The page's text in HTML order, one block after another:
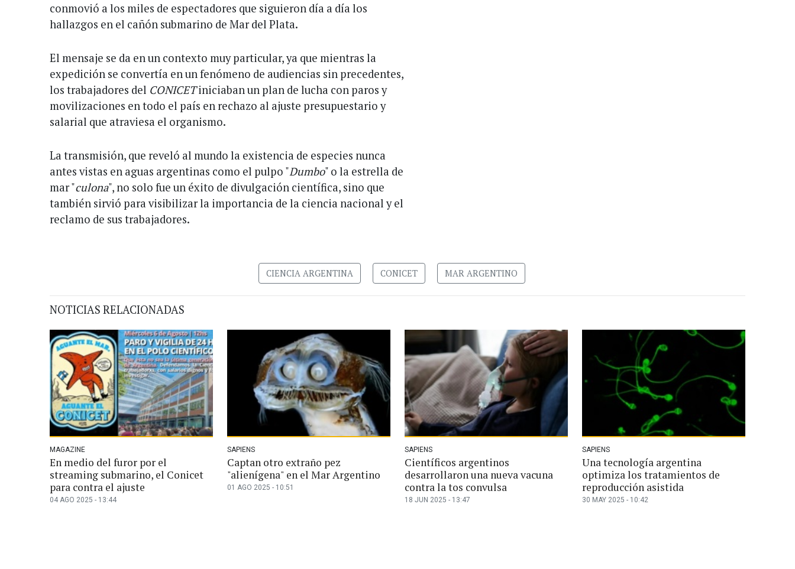
conmovió a los miles de espectadores que siguieron día a día los
hallazgos en el cañón submarino de Mar del Plata.
El mensaje se da en un contexto muy particular, ya que mientras la
expedición se convertía en un fenómeno de audiencias sin precedentes,
los trabajadores del CONICETiniciaban un plan de lucha con paros y
movilizaciones en todo el país en rechazo al ajuste presupuestario y
salarial que atraviesa el organismo.
La transmisión, que reveló al mundo la existencia de especies nunca
antes vistas en aguas argentinas como el pulpo "Dumbo" o la estrella de
mar "culona", no solo fue un éxito de divulgación científica, sino que
también sirvió para visibilizar la importancia de la ciencia nacional y el
reclamo de sus trabajadores.
CIENCIA ARGENTINA CONICET MAR ARGENTINO
NOTICIAS RELACIONADAS
MAGAZINE
En medio del furor por el
streaming submarino, el Conicet
para contra el ajuste
04 AGO 2025 - 13:44
SAPIENS
Captan otro extraño pez
"alienígena" en el Mar Argentino
01 AGO 2025 - 10:51
SAPIENS
Científicos argentinos
desarrollaron una nueva vacuna
contra la tos convulsa
18 JUN 2025 - 13:47
SAPIENS
Una tecnología argentina
optimiza los tratamientos de
reproducción asistida
30 MAY 2025 - 10:42